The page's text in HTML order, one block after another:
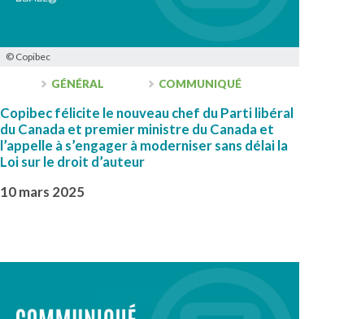
© Copibec
GÉNÉRAL COMMUNIQUÉ
Copibec félicite le nouveau chef du Parti libéral
du Canada et premier ministre du Canada et
l’appelle à s’engager à moderniser sans délai la
Loi sur le droit d’auteur
10 mars 2025